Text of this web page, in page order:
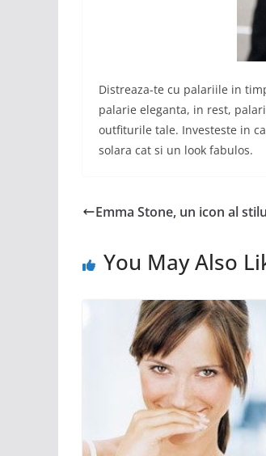
Distreaza-te cu palariile in
palarie eleganta, in rest,
outfiturile tale. Investeste in
solara cat si un look fabulos.
Emma Stone, un icon al
You May Also